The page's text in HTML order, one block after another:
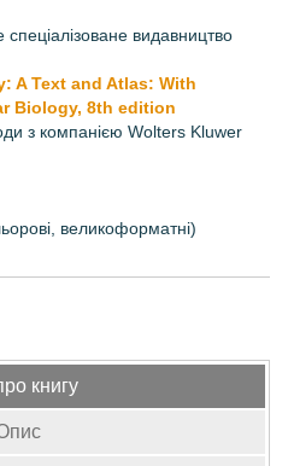
спеціалізоване видавництво
A Text and Atlas: With
Biology, 8th edition
з компанією Wolters Kluwer
великоформатні)
книгу